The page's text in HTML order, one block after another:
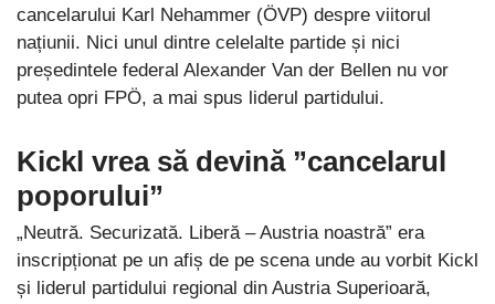
cancelarului Karl Nehammer (ÖVP) despre viitorul
națiunii. Nici unul dintre celelalte partide și nici
președintele federal Alexander Van der Bellen nu vor
putea opri FPÖ, a mai spus liderul partidului.
Kickl vrea să devină ”cancelarul
poporului”
„Neutră. Securizată. Liberă – Austria noastră” era
inscripționat pe un afiș de pe scena unde au vorbit Kickl
și liderul partidului regional din Austria Superioară,